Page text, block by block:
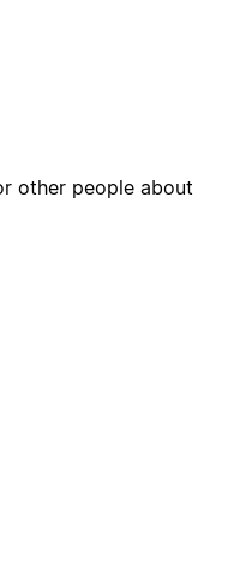
other people about